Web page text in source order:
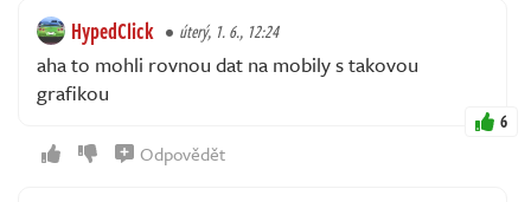
HypedClick úterý, 1. 6., 12:24
aha to mohli rovnou dat na mobily s takovou
grafikou
6
Odpovědět